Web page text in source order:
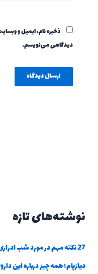
ذخیره نام، ایمیل و
دیدگاهی می‌نویسم.
نوشته‌های تازه
27 نکته مهم در مورد شب ادراری
دیازپام؛ همه چیز درباره این